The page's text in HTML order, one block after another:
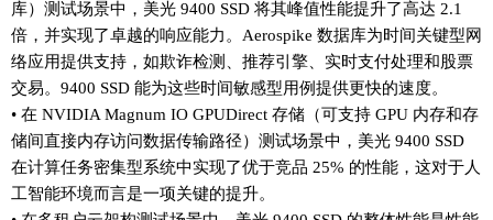
库）测试场景中，美光 9400 SSD 将其峰值性能提升了高达 2.1
倍，并实现了卓越的响应能力。Aerospike 数据库为时间关键型网
络应用提供支持，如欺诈检测、推荐引擎、实时支付处理和股票
交易。9400 SSD 能为这些时间敏感型用例提供更快的速度。
• 在 NVIDIA Magnum IO GPUDirect 存储（可支持 GPU 内存和存
储间直接内存访问数据传输路径）测试场景中，美光 9400 SSD
在计算任务密集型系统中实现了优于竞品 25% 的性能，这对于人
工智能环境而言是一项关键的提升。